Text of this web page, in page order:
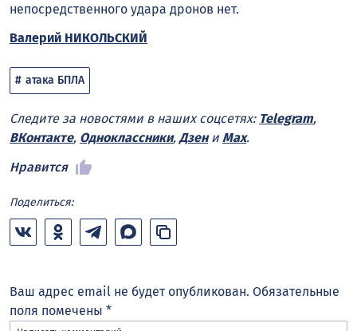
непосредственного удара дронов нет.
Валерий НИКОЛЬСКИЙ
атака БПЛА
Следите за новостями в наших соцсетях: Telegram,
ВКонтакте, Одноклассники, Дзени Max.
Нравится
Поделиться:
Ваш адрес email не будет опубликован. Обязательные
поля помечены *